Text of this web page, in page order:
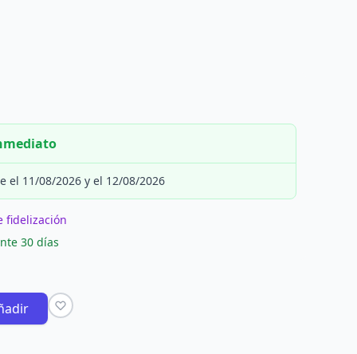
el 11/08/2026 y el 12/08/2026
fidelización
30 días